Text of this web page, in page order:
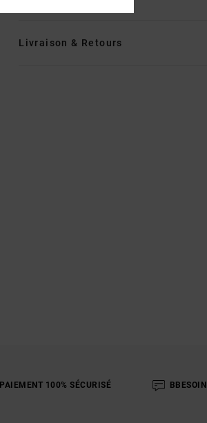
Livraison & Retours
PAIEMENT 100% SÉCURISÉ